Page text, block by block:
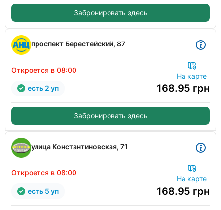
Забронировать здесь
проспект Берестейский, 87
Откроется в 08:00
На карте
168.95 грн
есть 2 уп
Забронировать здесь
улица Константиновская, 71
Откроется в 08:00
На карте
168.95 грн
есть 5 уп